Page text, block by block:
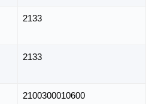
2133
2133
2100300010600